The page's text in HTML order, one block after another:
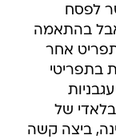
לפסח
בהתאמה
אחר
בתפריטי
בלאדי של
ביצה קשה